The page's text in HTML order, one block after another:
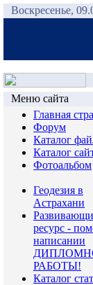
Воскресенье,
Меню сайта
Главная
Форум
Каталог
Каталог
Фотоальбом
Геодезия в
Астрахани
ресурс -
написании
РАБОТЫ!
Каталог